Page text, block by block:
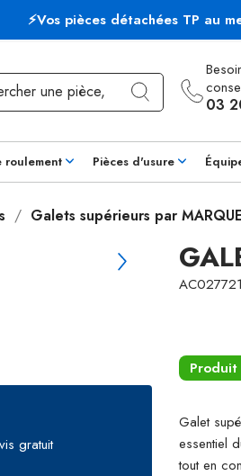
⚡Vos pièces détachées TP au
03
roulement Pièces d'usure
Galets supérieurs par MARQUE
gratuit
AC027721
Galet
essentiel
tout en